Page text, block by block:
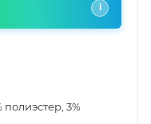
i
полиэстер, 3%